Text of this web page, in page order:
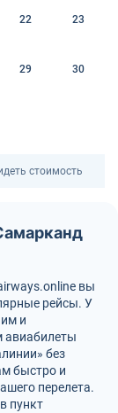
22 23
29 30
стоимость
вы
рейсы. У
и
без
быстро и
перелета.
пункт